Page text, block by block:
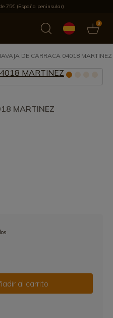
75€ (España peninsular)
0
Los más vendidos
DE CARRACA 04018
MARTINEZ
al carrito